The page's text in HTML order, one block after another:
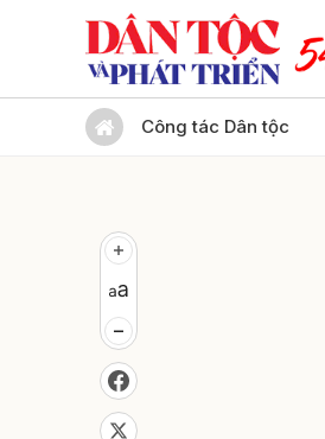
Công tác Dân tộc